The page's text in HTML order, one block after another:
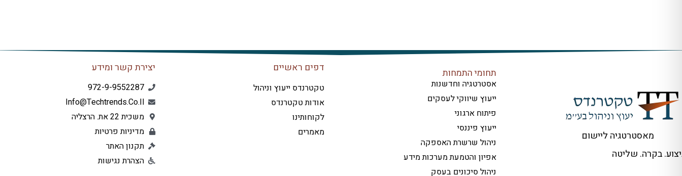
מאסטרטגיה ליישום
בקרה. שליטה
תחומי התמחות
אסטרטגיה וחדשנות
ייעוץ שיווקי לעסקים
פיתוח ארגוני
ייעוץ פיננסי
ניהול שרשרת האספקה
אפיון והטמעת מערכות מידע
ניהול סיכונים בעסק
דפים ראשיים
טקטרנדס ייעוץ וניהול
אודות טקטרנדס
לקוחותינו
מאמרים
יצירת קשר ומידע
972-9-9552287
Info@techtrends.co.il
משכית 22 את. הרצליה
מדיניות פרטיות
תקנון האתר
הצהרת נגישות